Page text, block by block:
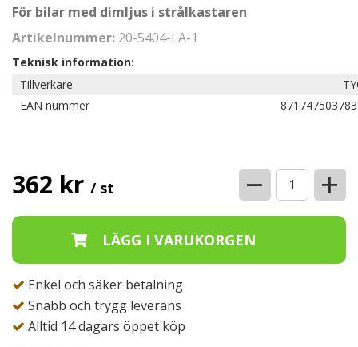
För bilar med dimljus i strålkastaren
Artikelnummer: 20-5404-LA-1
Teknisk information:
Tillverkare
EAN nummer
362 kr / st − +
Enkel och säker betalning
Snabb och trygg leverans
Alltid 14 dagars öppet köp